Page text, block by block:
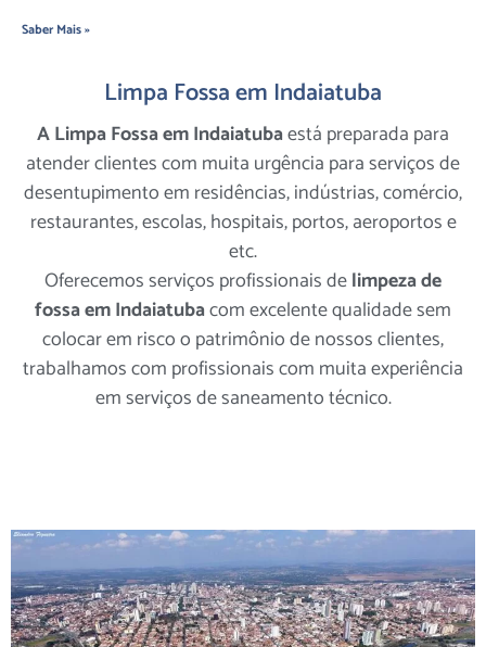
Saber Mais »
Limpa Fossa em Indaiatuba
A Limpa Fossa em Indaiatubaestá preparada para
atender clientes com muita urgência para serviços de
desentupimento em residências, indústrias, comércio,
restaurantes, escolas, hospitais, portos, aeroportos e
etc.
Oferecemos serviços profissionais delimpeza de
fossa em Indaiatubacom excelente qualidade sem
colocar em risco o patrimônio de nossos clientes,
trabalhamos com profissionais com muita experiência
em serviços de saneamento técnico.